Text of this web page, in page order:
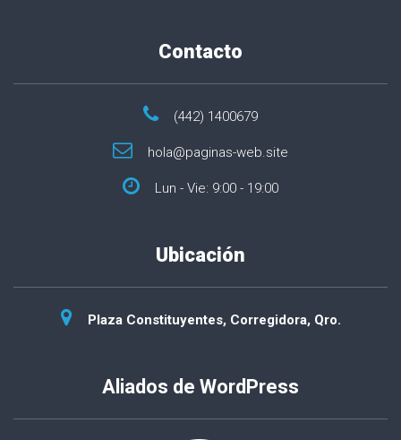
Contacto
(442) 1400679
hola@paginas-web.site
Lun - Vie: 9:00 - 19:00
Ubicación
Plaza Constituyentes, Corregidora, Qro.
Aliados de WordPress